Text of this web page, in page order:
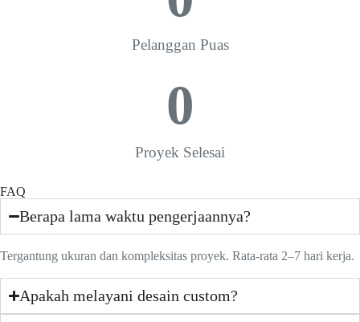
Pelanggan Puas
Proyek Selesai
0
FAQ
Berapa lama waktu pengerjaannya?
Tergantung ukuran dan kompleksitas proyek. Rata-rata 2–7 hari kerja.
Apakah melayani desain custom?